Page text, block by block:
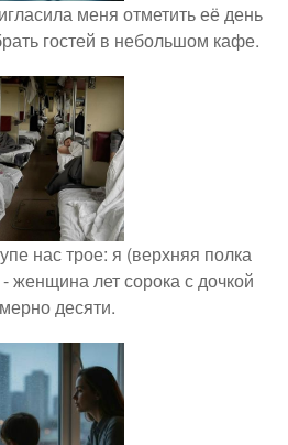
меня отметить её день
гостей в небольшом кафе.
нас трое: я (верхняя полка
женщина лет сорока с дочкой
десяти.